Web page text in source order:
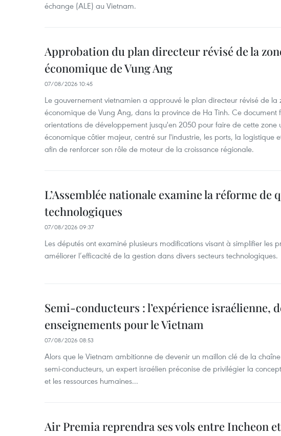
échange (ALE) au Vietnam.
Approbation du plan directeur révisé de la
économique de Vung Ang
07/08/2026 10:45
Le gouvernement vietnamien a approuvé le plan directeur révisé de la
économique de Vung Ang, dans la province de Ha Tinh. Ce document
orientations de développement jusqu'en 2050 pour faire de cette zone
économique côtier majeur, centré sur l'industrie, les ports, la logistique
afin de renforcer son rôle de moteur de la croissance régionale.
L’Assemblée nationale examine la réforme de
technologiques
07/08/2026 09:37
Les députés ont examiné plusieurs modifications visant à simplifier les
améliorer l’efficacité de la gestion dans divers secteurs technologiques.
Semi-conducteurs : l’expérience israélienne,
enseignements pour le Vietnam
07/08/2026 08:53
Alors que le Vietnam ambitionne de devenir un maillon clé de la
semi-conducteurs, un expert israélien préconise de privilégier la
et les ressources humaines...
Air Premia reprendra ses vols entre Incheon